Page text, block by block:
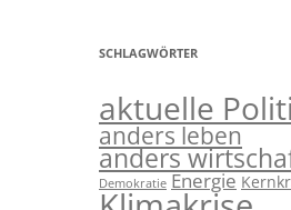
SCHLAGWÖRTER
aktuelle
anders leben
anders
Demokratie Energie